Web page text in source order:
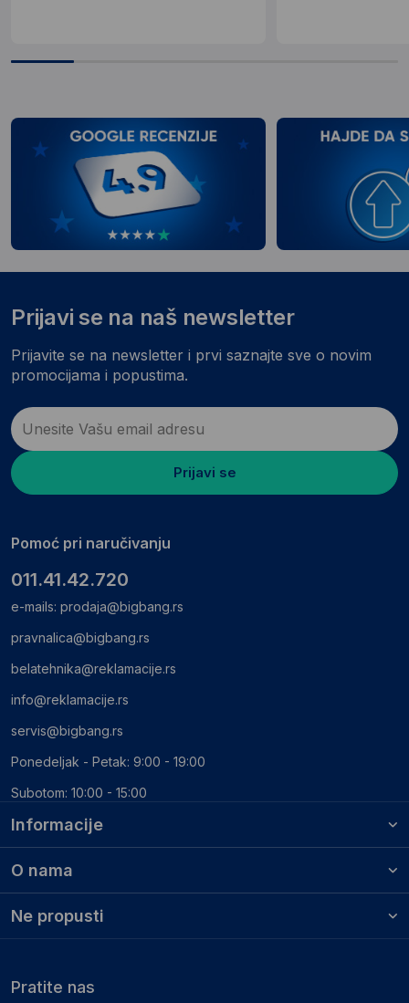
Informacije
O nama
Ne propusti
Prijavi se na naš newsletter
Prijavite se na newsletter i prvi saznajte sve o novim
promocijama i popustima.
Prijavi se
Pomoć pri naručivanju
011.41.42.720
e-mails: prodaja@bigbang.rs
pravnalica@bigbang.rs
belatehnika@reklamacije.rs
info@reklamacije.rs
servis@bigbang.rs
Ponedeljak - Petak: 9:00 - 19:00
Subotom: 10:00 - 15:00
Pratite nas